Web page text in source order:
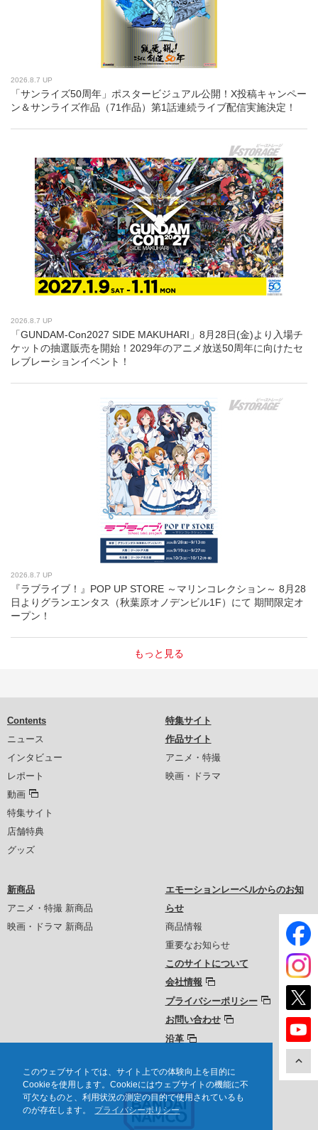
このウェブサイトでは、サイト上での体験向上を目的に
Cookieを使用します。Cookieにはウェブサイトの機能に不
可欠なものと、利用状況の測定の目的で使用されているも
のが存在します。
プライバシーポリシー
2026.8.7 UP
「サンライズ50周年」ポスタービジュアル公開！X投稿キャンペー
ン＆サンライズ作品（71作品）第1話連続ライブ配信実施決定！
2026.8.7 UP
「GUNDAM-Con2027 SIDE MAKUHARI」8月28日(金)より入場チ
ケットの抽選販売を開始！2029年のアニメ放送50周年に向けたセ
レブレーションイベント！
2026.8.7 UP
『ラブライブ！』POP UP STORE ～マリンコレクション～ 8月28
日よりグランエンタス（秋葉原オノデンビル1F）にて 期間限定オ
ープン！
もっと見る
Contents
ニュース
インタビュー
レポート
動画
特集サイト
店舗特典
グッズ
特集サイト
作品サイト
アニメ・特撮
映画・ドラマ
新商品
アニメ・特撮 新商品
映画・ドラマ 新商品
エモーションレーベルからのお知
らせ
商品情報
重要なお知らせ
このサイトについて
会社情報
プライバシーポリシー
お問い合わせ
沿革